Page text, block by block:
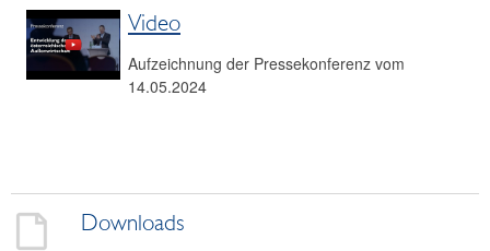
Video
Aufzeichnung der Pressekonferenz vom
14.05.2024
Downloads